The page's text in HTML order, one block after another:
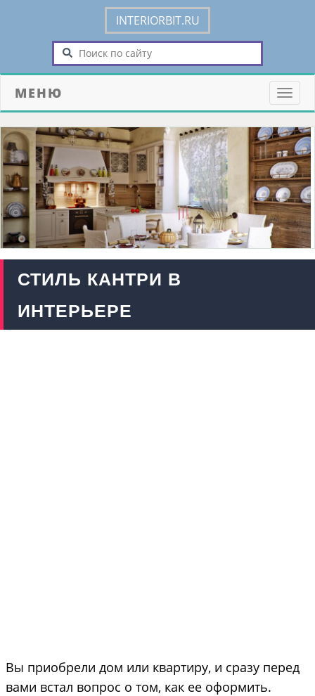
INTERIORBIT.RU
Toggle
МЕНЮ
СТИЛЬ КАНТРИ В
ИНТЕРЬЕРЕ
Вы приобрели дом или квартиру, и сразу перед
вами встал вопрос о том, как ее оформить.